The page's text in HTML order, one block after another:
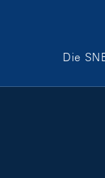
Die